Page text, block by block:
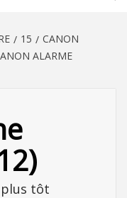
15
CANON
ALARME
plus tôt